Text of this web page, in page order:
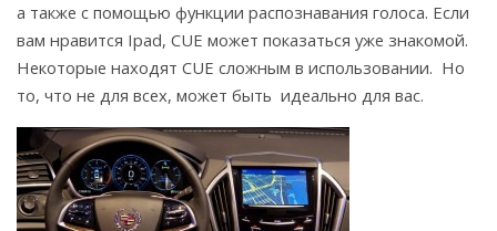
а также с помощью функции распознавания голоса. Если
вам нравится Ipad, CUE может показаться уже знакомой.
Некоторые находят CUE сложным в использовании. Но
то, что не для всех, может быть идеально для вас.